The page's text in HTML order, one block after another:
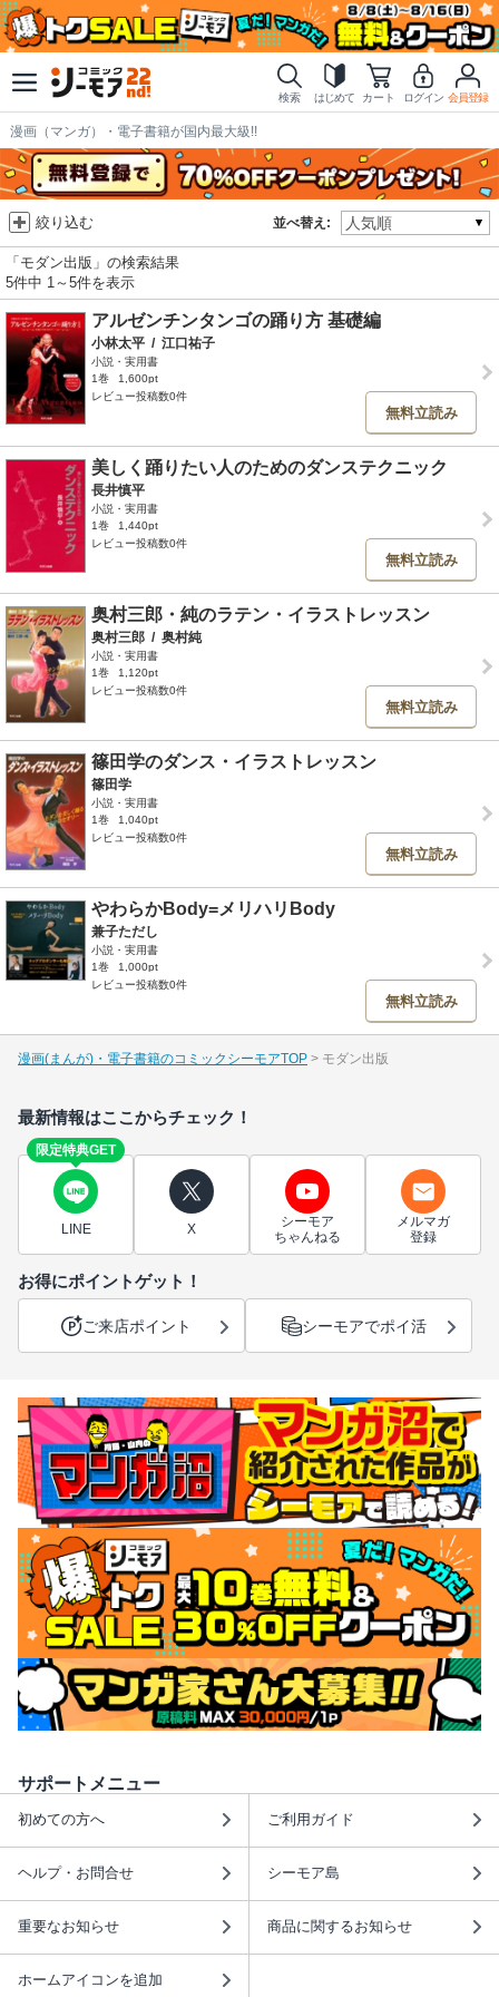
検索 はじめて カート ログイン 会員登録
漫画（マンガ）・電子書籍が国内最大級!!
並べ替え:
絞り込む
「モダン出版」の検索結果
5件中 1～5件を表示
アルゼンチンタンゴの踊り方 基礎編
小林太平 / 江口祐子
小説・実用書
1巻
1,600pt
レビュー投稿数0件
無料立読み
美しく踊りたい人のためのダンステクニック
長井慎平
小説・実用書
1巻
1,440pt
レビュー投稿数0件
無料立読み
奥村三郎・純のラテン・イラストレッスン
奥村三郎 / 奥村純
小説・実用書
1巻
1,120pt
レビュー投稿数0件
無料立読み
篠田学のダンス・イラストレッスン
篠田学
小説・実用書
1巻
1,040pt
レビュー投稿数0件
無料立読み
やわらかBody=メリハリBody
兼子ただし
小説・実用書
1巻
1,000pt
レビュー投稿数0件
無料立読み
漫画(まんが)・電子書籍のコミックシーモアTOP モダン出版
最新情報はここからチェック！
限定特典GET
LINE X
シーモア
ちゃんねる
メルマガ
登録
お得にポイントゲット！
ご来店ポイント シーモアでポイ活
サポートメニュー
初めての方へ ご利用ガイド
ヘルプ・お問合せ シーモア島
重要なお知らせ 商品に関するお知らせ
ホームアイコンを追加